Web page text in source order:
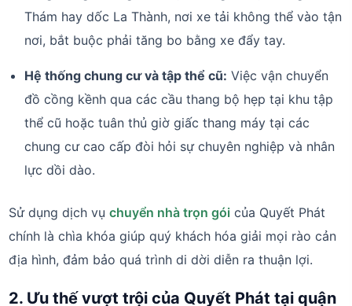
Thám hay dốc La Thành, nơi xe tải không thể vào tận
nơi, bắt buộc phải tăng bo bằng xe đẩy tay.
Hệ thống chung cư và tập thể cũ: Việc vận chuyển
đồ cồng kềnh qua các cầu thang bộ hẹp tại khu tập
thể cũ hoặc tuân thủ giờ giấc thang máy tại các
chung cư cao cấp đòi hỏi sự chuyên nghiệp và nhân
lực dồi dào.
Sử dụng dịch vụchuyển nhà trọn gói của Quyết Phát
chính là chìa khóa giúp quý khách hóa giải mọi rào cản
địa hình, đảm bảo quá trình di dời diễn ra thuận lợi.
2. Ưu thế vượt trội của Quyết Phát tại quận